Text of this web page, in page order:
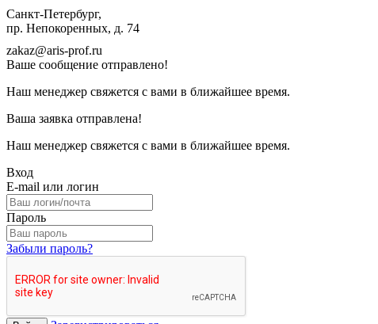
Санкт-Петербург,
пр. Непокоренных, д. 74
zakaz@aris-prof.ru
Ваше сообщение отправлено!
Наш менеджер свяжется с вами в ближайшее время.
Ваша заявка отправлена!
Наш менеджер свяжется с вами в ближайшее время.
Вход
E-mail или логин
Пароль
Забыли пароль?